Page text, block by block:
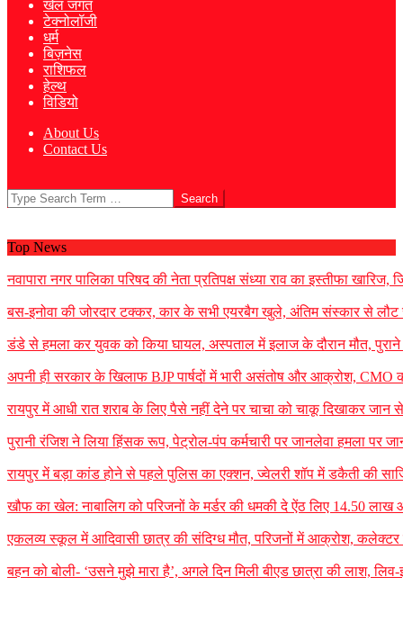
खेल जगत
टेक्नोलॉजी
धर्म
बिज़नेस
राशिफल
हेल्थ
विडियो
About Us
Contact Us
Search
Top News
नवापारा नगर पालिका परिषद की नेता प्रतिपक्ष संध्या राव का इस्तीफा
बस-इनोवा की जोरदार टक्कर, कार के सभी एयरबैग खुले, अंतिम संस्कार से लौट
डंडे से हमला कर युवक को किया घायल, अस्पताल में इलाज के दौरान मौत, पुराने
अपनी ही सरकार के खिलाफ BJP पार्षदों में भारी असंतोष और आक्रोश, CMO
रायपुर में आधी रात शराब के लिए पैसे नहीं देने पर चाचा को चाकू दिखाकर जान से
पुरानी रंजिश ने लिया हिंसक रूप, पेट्रोल-पंप कर्मचारी पर जानलेवा हमला पर
रायपुर में बड़ा कांड होने से पहले पुलिस का एक्शन, ज्वेलरी शॉप में डकैती की
खौफ का खेल: नाबालिग को परिजनों के मर्डर की धमकी दे ऐंठ लिए 14.50 लाख
एकलव्य स्कूल में आदिवासी छात्र की संदिग्ध मौत, परिजनों में आक्रोश, कलेक्टर ने
बहन को बोली- ‘उसने मुझे मारा है’, अगले दिन मिली बीएड छात्रा की लाश,